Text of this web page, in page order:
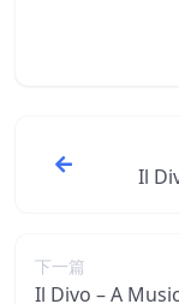
Il
下一篇
Il Divo – A